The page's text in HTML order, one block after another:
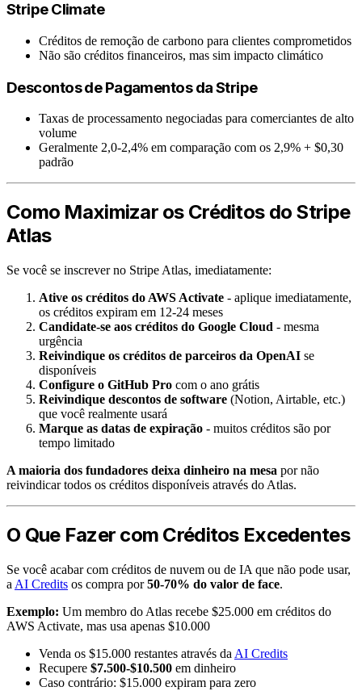
Stripe Climate
Créditos de remoção de carbono para clientes comprometidos
Não são créditos financeiros, mas sim impacto climático
Descontos de Pagamentos da Stripe
Taxas de processamento negociadas para comerciantes de alto
volume
Geralmente 2,0-2,4% em comparação com os 2,9% + $0,30
padrão
Como Maximizar os Créditos do Stripe
Atlas
Se você se inscrever no Stripe Atlas, imediatamente:
Ative os créditos do AWS Activate - aplique imediatamente,
os créditos expiram em 12-24 meses
Candidate-se aos créditos do Google Cloud - mesma
urgência
Reivindique os créditos de parceiros da OpenAI se
disponíveis
Configure o GitHub Pro com o ano grátis
Reivindique descontos de software (Notion, Airtable, etc.)
que você realmente usará
Marque as datas de expiração - muitos créditos são por
tempo limitado
A maioria dos fundadores deixa dinheiro na mesa por não
reivindicar todos os créditos disponíveis através do Atlas.
O Que Fazer com Créditos Excedentes
Se você acabar com créditos de nuvem ou de IA que não pode usar,
a AI Credits os compra por50-70% do valor de face.
Exemplo: Um membro do Atlas recebe $25.000 em créditos do
AWS Activate, mas usa apenas $10.000
Venda os $15.000 restantes através da AI Credits
Recupere $7.500-$10.500 em dinheiro
Caso contrário: $15.000 expiram para zero